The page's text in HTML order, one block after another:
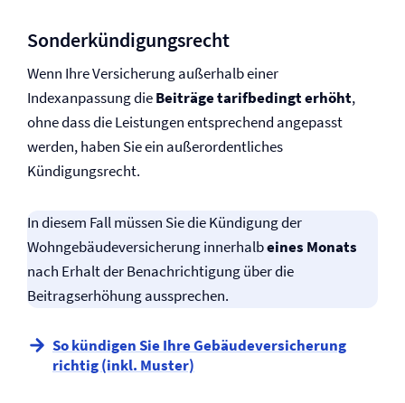
Sonderkündigungsrecht
Wenn Ihre Versicherung außerhalb einer
Indexanpassung dieBeiträge tarifbedingt erhöht,
ohne dass die Leistungen entsprechend angepasst
werden, haben Sie ein außerordentliches
Kündigungsrecht.
In diesem Fall müssen Sie die Kündigung der
Wohngebäude­versicherung innerhalbeines Monats
nach Erhalt der Benachrichtigung über die
Beitragserhöhung aussprechen.
So kündigen Sie Ihre Gebäude­versicherung
richtig (inkl. Muster)